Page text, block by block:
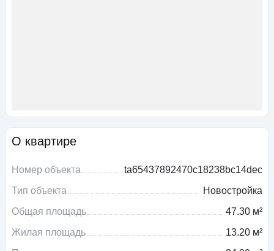
О квартире
Номер объекта
ta65437892470c18238bc14dec
Тип объекта
Новостройка
Общая площадь
47.30 м²
Жилая площадь
13.20 м²